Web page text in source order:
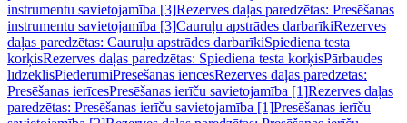
instrumentu savietojamība [3]Rezerves daļas paredzētas: Presēšanas
instrumentu savietojamība [3]Cauruļu apstrādes darbarīkiRezerves
daļas paredzētas: Cauruļu apstrādes darbarīkiSpiediena testa
korķisRezerves daļas paredzētas: Spiediena testa korķisPārbaudes
līdzeklisPiederumiPresēšanas ierīcesRezerves daļas paredzētas:
Presēšanas ierīcesPresēšanas ierīču savietojamība [1]Rezerves daļas
paredzētas: Presēšanas ierīču savietojamība [1]Presēšanas ierīču